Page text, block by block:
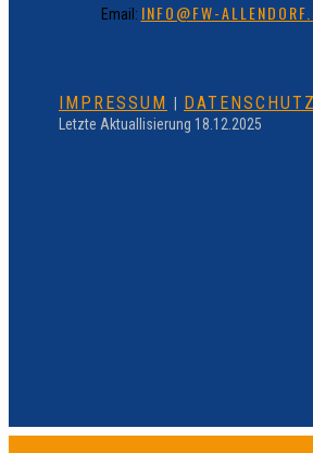
Email: INFO@FW-
IMPRESSUM
Letzte Aktuallisierung 18.12.2025